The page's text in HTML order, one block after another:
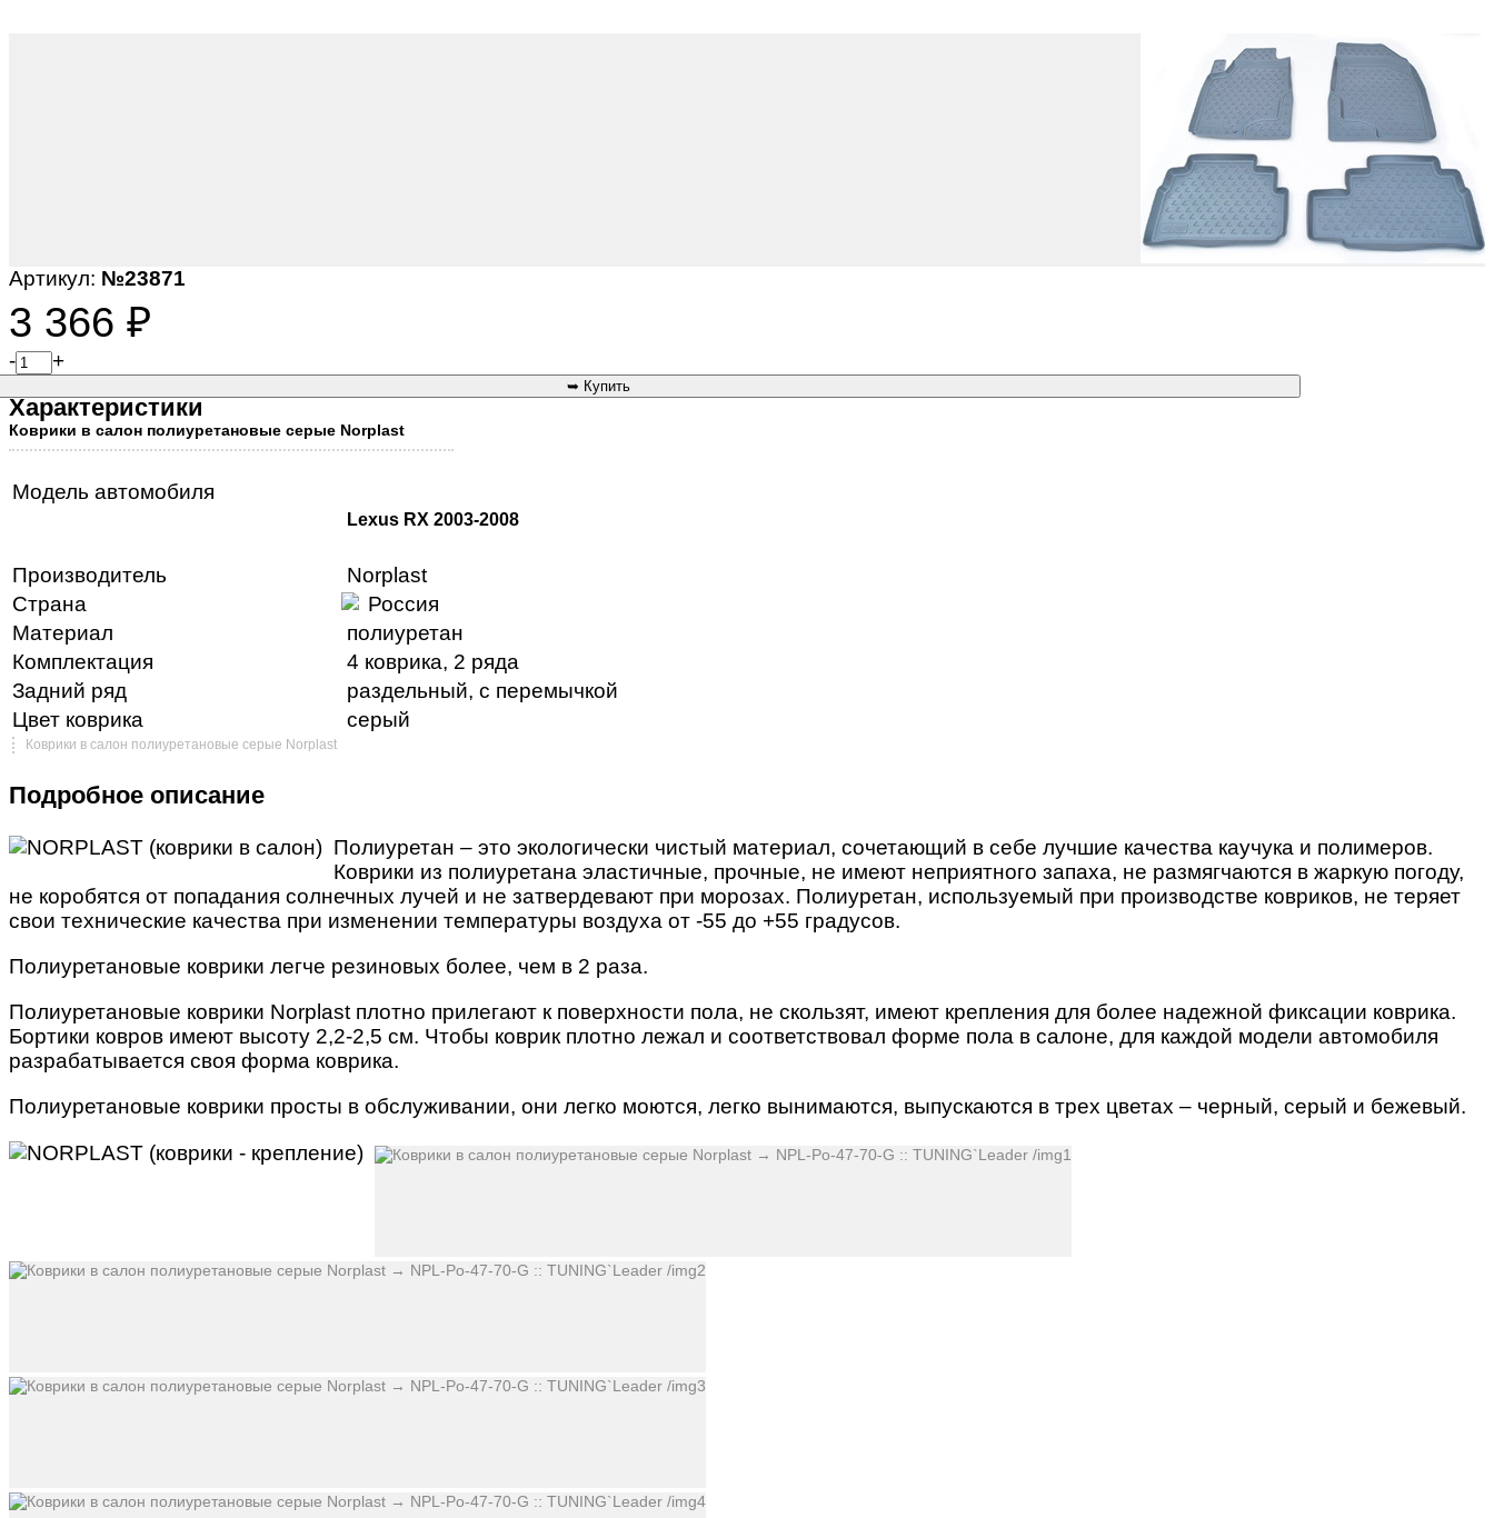
Артикул: №23871
3 366 ₽
- +
Характеристики
Коврики в салон полиуретановые серые Norplast
Модель автомобиля
Lexus RX 2003-2008
Производитель
Norplast
Страна
Россия
Материал
полиуретан
Комплектация
4 коврика, 2 ряда
Задний ряд
раздельный, с перемычкой
Цвет коврика
серый
Коврики в салон полиуретановые серые Norplast
Подробное описание
Полиуретан – это экологически чистый материал, сочетающий в себе лучшие качества каучука и полимеров.
Коврики из полиуретана эластичные, прочные, не имеют неприятного запаха, не размягчаются в жаркую погоду,
не коробятся от попадания солнечных лучей и не затвердевают при морозах. Полиуретан, используемый при производстве ковриков, не теряет
свои технические качества при изменении температуры воздуха от -55 до +55 градусов.
Полиуретановые коврики легче резиновых более, чем в 2 раза.
Полиуретановые коврики Norplast плотно прилегают к поверхности пола, не скользят, имеют крепления для более надежной фиксации коврика.
Бортики ковров имеют высоту 2,2-2,5 см. Чтобы коврик плотно лежал и соответствовал форме пола в салоне, для каждой модели автомобиля
разрабатывается своя форма коврика.
Полиуретановые коврики просты в обслуживании, они легко моются, легко вынимаются, выпускаются в трех цветах – черный, серый и бежевый.